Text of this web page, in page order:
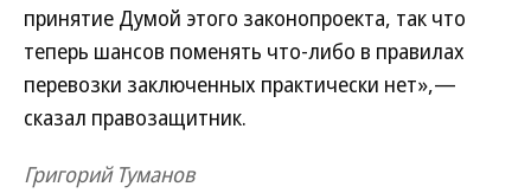
принятие Думой этого законопроекта, так что
теперь шансов поменять что-либо в правилах
перевозки заключенных практически нет»,—
сказал правозащитник.
Григорий Туманов